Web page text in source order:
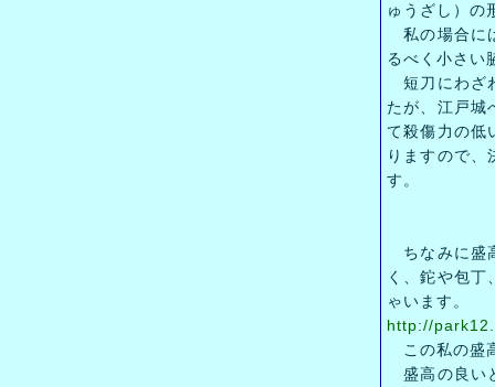
ゅうざし）の
私の場合に
るべく小さい
短刀にわざ
たが、江戸城
て殺傷力の低
りますので
す。
ちなみに盛
く、鉈や包
ゃいます。
http://
この私の盛
盛高の良い